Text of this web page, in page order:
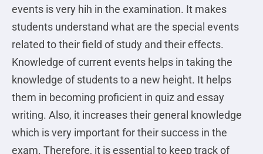
events is very hih in the examination. It makes
students understand what are the special events
related to their field of study and their effects.
Knowledge of current events helps in taking the
knowledge of students to a new height. It helps
them in becoming proficient in quiz and essay
writing. Also, it increases their general knowledge
which is very important for their success in the
exam. Therefore, it is essential to keep track of